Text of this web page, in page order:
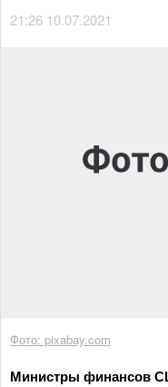
21:26 10.07.2021
Фото: pixabay.com
Министры финансов